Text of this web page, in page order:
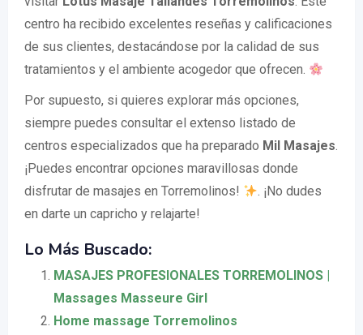
centro ha recibido excelentes reseñas y calificaciones
de sus clientes, destacándose por la calidad de sus
tratamientos y el ambiente acogedor que ofrecen.
Por supuesto, si quieres explorar más opciones,
siempre puedes consultar el extenso listado de
centros especializados que ha preparado Mil Masajes.
¡Puedes encontrar opciones maravillosas donde
disfrutar de masajes en Torremolinos!
. ¡No dudes
en darte un capricho y relajarte!
Lo Más Buscado:
MASAJES PROFESIONALES TORREMOLINOS |
Massages Masseure Girl
Home massage Torremolinos